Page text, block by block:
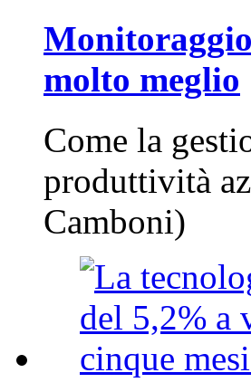
molto meglio
Come la
produttività
Camboni)